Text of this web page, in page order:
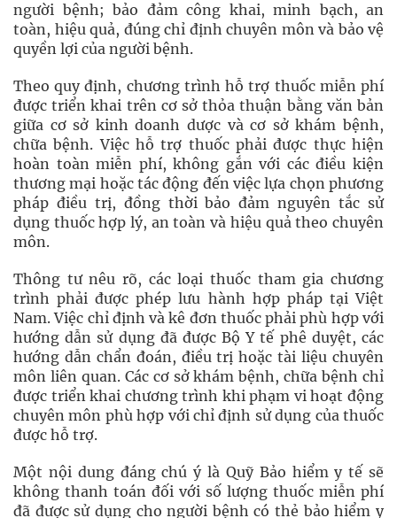
người bệnh; bảo đảm công khai, minh bạch, an
toàn, hiệu quả, đúng chỉ định chuyên môn và bảo vệ
quyền lợi của người bệnh.
Theo quy định, chương trình hỗ trợ thuốc miễn phí
được triển khai trên cơ sở thỏa thuận bằng văn bản
giữa cơ sở kinh doanh dược và cơ sở khám bệnh,
chữa bệnh. Việc hỗ trợ thuốc phải được thực hiện
hoàn toàn miễn phí, không gắn với các điều kiện
thương mại hoặc tác động đến việc lựa chọn phương
pháp điều trị, đồng thời bảo đảm nguyên tắc sử
dụng thuốc hợp lý, an toàn và hiệu quả theo chuyên
môn.
Thông tư nêu rõ, các loại thuốc tham gia chương
trình phải được phép lưu hành hợp pháp tại Việt
Nam. Việc chỉ định và kê đơn thuốc phải phù hợp với
hướng dẫn sử dụng đã được Bộ Y tế phê duyệt, các
hướng dẫn chẩn đoán, điều trị hoặc tài liệu chuyên
môn liên quan. Các cơ sở khám bệnh, chữa bệnh chỉ
được triển khai chương trình khi phạm vi hoạt động
chuyên môn phù hợp với chỉ định sử dụng của thuốc
được hỗ trợ.
Một nội dung đáng chú ý là Quỹ Bảo hiểm y tế sẽ
không thanh toán đối với số lượng thuốc miễn phí
đã được sử dụng cho người bệnh có thẻ bảo hiểm y